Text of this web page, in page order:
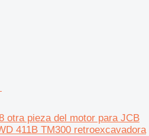
otra pieza del motor para JCB
411B TM300 retroexcavadora